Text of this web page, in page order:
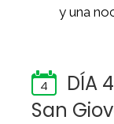
y una
4
DÍA
San